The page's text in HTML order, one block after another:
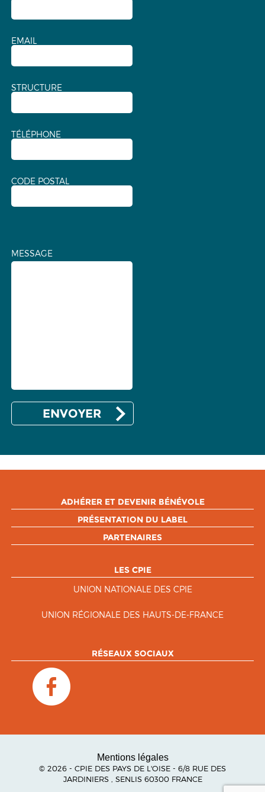
EMAIL
STRUCTURE
TÉLÉPHONE
CODE POSTAL
MESSAGE
ADHÉRER ET DEVENIR BÉNÉVOLE
PRÉSENTATION DU LABEL
PARTENAIRES
LES CPIE
UNION NATIONALE DES CPIE
UNION RÉGIONALE DES HAUTS-DE-FRANCE
RÉSEAUX SOCIAUX
Mentions légales
© 2026 - CPIE DES PAYS DE L'OISE - 6/8 RUE DES
JARDINIERS , SENLIS 60300 FRANCE